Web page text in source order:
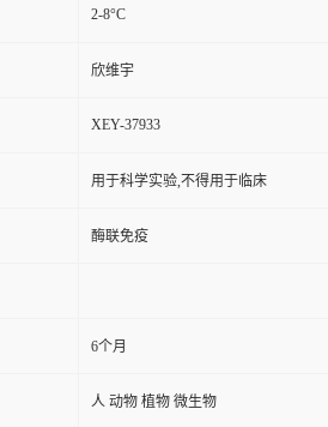
2-8°C
欣维宇
XEY-37933
用于科学实验,不得用于临床
酶联免疫
6个月
人 动物 植物 微生物